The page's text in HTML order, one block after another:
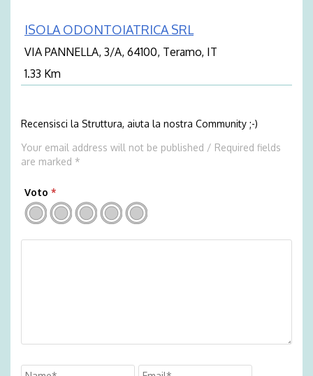
ISOLA ODONTOIATRICA SRL
VIA PANNELLA, 3/A, 64100, Teramo, IT
1.33 Km
Recensisci la Struttura, aiuta la nostra Community ;-)
Your email address will not be published / Required fields
are marked *
Voto *